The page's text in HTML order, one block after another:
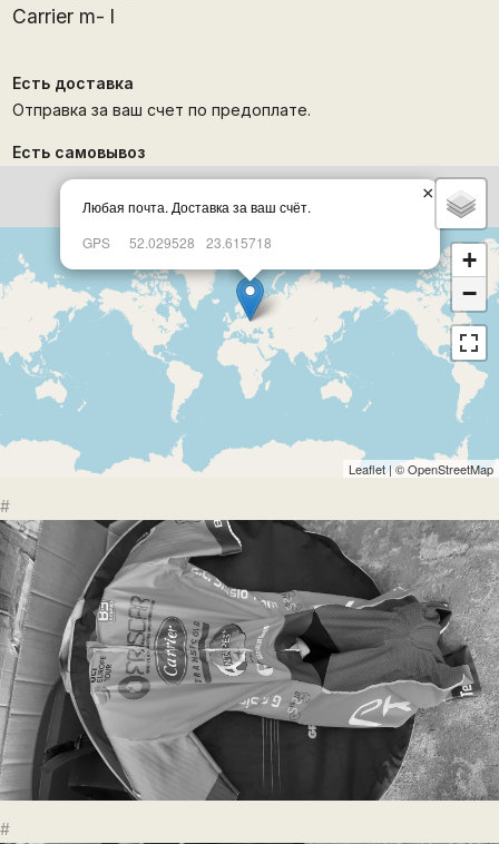
Carrier m- l
Есть доставка
Отправка за ваш счет по предоплате.
Есть самовывоз
Любая почта. Доставка за ваш счёт.
GPS
52.029528 23.615718
×
+
−
Leaflet | ©OpenStreetMap
#
#